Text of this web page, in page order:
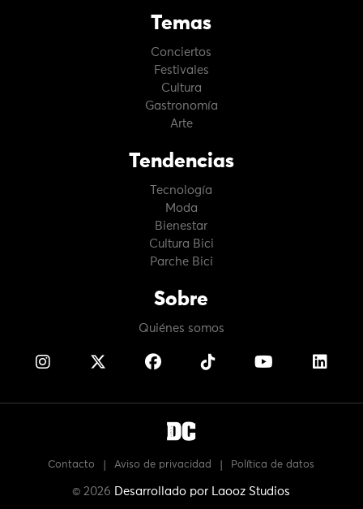
Temas
Conciertos
Festivales
Cultura
Gastronomía
Arte
Tendencias
Tecnología
Moda
Bienestar
Cultura Bici
Parche Bici
Sobre
Quiénes somos
Contacto Aviso de privacidad Política de datos
© 2026 Desarrollado por Laooz Studios